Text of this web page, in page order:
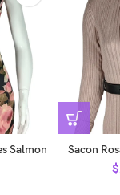
Salmon Sacon
$